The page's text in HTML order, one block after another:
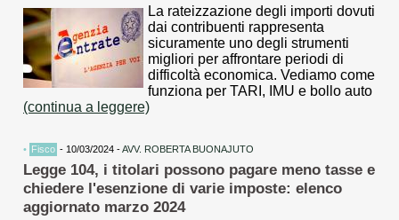
La rateizzazione degli importi dovuti
dai contribuenti rappresenta
sicuramente uno degli strumenti
migliori per affrontare periodi di
difficoltà economica. Vediamo come
funziona per TARI, IMU e bollo auto
(continua a leggere)
• Fisco - 10/03/2024 -AVV. ROBERTA BUONAJUTO
Legge 104, i titolari possono pagare meno tasse e
chiedere l'esenzione di varie imposte: elenco
aggiornato marzo 2024